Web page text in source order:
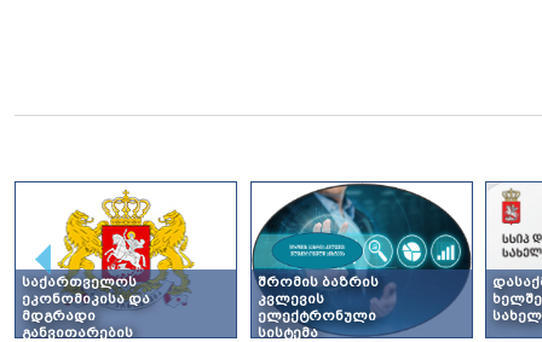
ᲡᲐᲥᲐᲠᲗᲕᲔᲚᲝᲡ
ᲔᲙᲝᲜᲝᲛᲘᲙᲘᲡᲐ ᲓᲐ
ᲛᲓᲒᲠᲐᲓᲘ
ᲒᲐᲜᲕᲘᲗᲐᲠᲔᲑᲘᲡ
ᲨᲠᲝᲛᲘᲡ ᲑᲐᲖᲠᲘᲡ
ᲙᲕᲚᲔᲕᲘᲡ
ᲔᲚᲔᲥᲢᲠᲝᲜᲣᲚᲘ
ᲡᲘᲡᲢᲔᲛᲐ